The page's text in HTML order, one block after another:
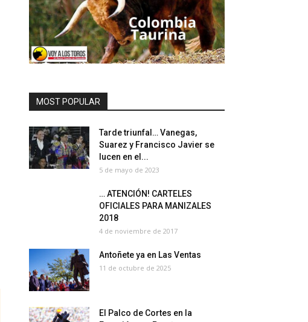
MOST POPULAR
Tarde triunfal… Vanegas,
Suarez y Francisco Javier se
lucen en el...
5 de mayo de 2023
… ATENCIÓN! CARTELES
OFICIALES PARA MANIZALES
2018
4 de noviembre de 2017
Antoñete ya en Las Ventas
11 de octubre de 2025
El Palco de Cortes en la